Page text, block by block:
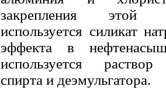
закрепления этой
используется силикат
эффекта в
используется раствор
спирта и деэмульгатора.